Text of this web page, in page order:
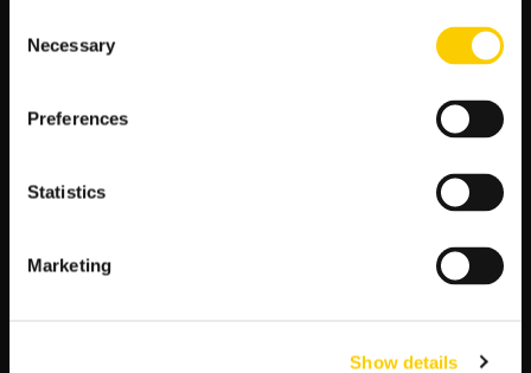
Selection
Necessary
Preferences
Statistics
Marketing
Show details